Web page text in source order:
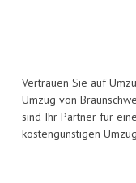
Vertrauen Sie auf
Umzug von
sind Ihr Partner für
kostengünstigen